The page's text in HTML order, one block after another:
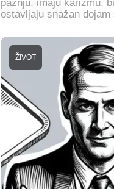
pažnju, imaju karizmu,
ostavljaju snažan
ŽIVOT